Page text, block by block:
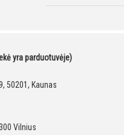
yra parduotuvėje)
50201, Kaunas
Vilnius